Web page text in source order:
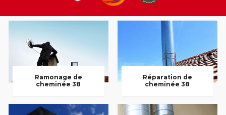
Ramonage de
cheminée 38
Réparation de
cheminée 38